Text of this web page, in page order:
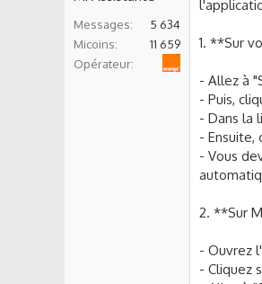
Messages
5 634
Micoins
11 659
Opérateur
1. **Sur
- Allez à
- Puis,
- Dans la
- Ensuite,
- Vous
2. **Sur
- Ouvrez
- Cliquez